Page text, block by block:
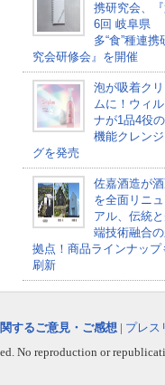
携研究会、
6回 岐阜県
多“食”種連携
究会研修会』を開催
泡が吸着ク
ムに！ウィル
ナが1品4役
機能クレン
グを発売
佐嘉酒造が
を全面リニ
アル、伝統
端技術融合
拠点！商品ラインナップ
刷新
するご意見・ご感想 | プレス
No reproduction or